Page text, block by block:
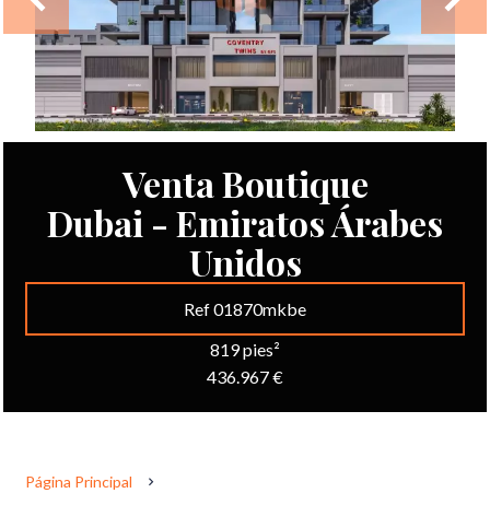
Venta Boutique
Dubai - Emiratos Árabes
Unidos
Ref 01870mkbe
819 pies²
436.967 €
Página Principal